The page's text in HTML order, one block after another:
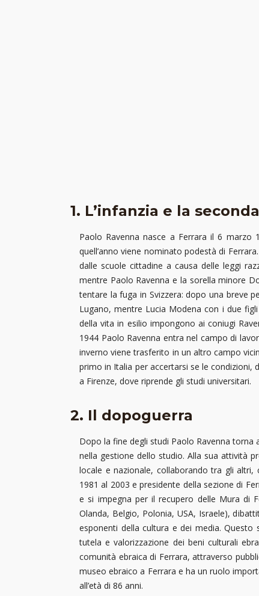
1. L’infanzia e la
Paolo Ravenna nasce a Ferrara il 6 marzo
quell’anno viene nominato podestà di
dalle scuole cittadine a causa delle leggi
mentre Paolo Ravenna e la sorella minore
tentare la fuga in Svizzera: dopo una breve
Lugano, mentre Lucia Modena con i due
della vita in esilio impongono ai coniugi
1944 Paolo Ravenna entra nel campo di
inverno viene trasferito in un altro campo
primo in Italia per accertarsi se le
a Firenze, dove riprende gli studi universitari.
2. Il dopoguerra
Dopo la fine degli studi Paolo Ravenna torna
nella gestione dello studio. Alla sua attività
locale e nazionale, collaborando tra gli altri,
1981 al 2003 e presidente della sezione di
e si impegna per il recupero delle Mura di
Olanda, Belgio, Polonia, USA, Israele),
esponenti della cultura e dei media.
tutela e valorizzazione dei beni culturali
comunità ebraica di Ferrara, attraverso
museo ebraico a Ferrara e ha un ruolo
all’età di 86 anni.